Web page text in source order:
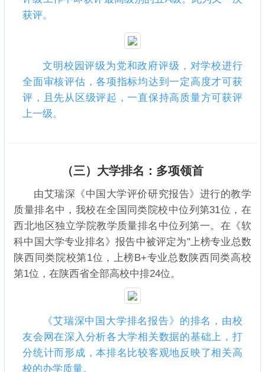
获评。
文明校园评级为党和政府评级，对学校进行
全面审核评估，各项指标均达到一定高度才可获
评，且先从区级评起，一直保持高质量方可获评
上一级。
（三）大学排名：多项领首
由艾瑞深《中国大学评价研究报告》进行的教学
质量排名中，我校在全国同类院校中位列第31位，在
西北地区独立学院教学质量排名中位列第一。在《软
科中国大学专业排名》报告中被评定为"上榜专业总数
陕西同类院校第1位，上榜B+专业总数陕西同类高校
第1位，在陕西省全部高校中排24位。
《艾瑞深中国大学排名报告》的排名，由校
友会网在深入分析各大学相关数据的基础上，打
分统计而形成，本排名比较客观地反映了相关高
校的办学质量。